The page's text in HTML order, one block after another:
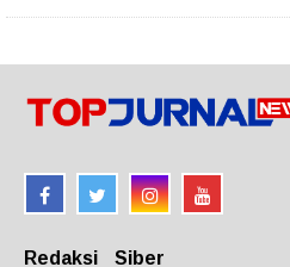
Redaksi Siber